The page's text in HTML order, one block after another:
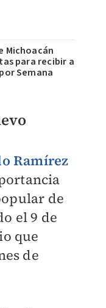
Michoacán
para recibir a
Semana
Ramírez
de
el 9 de
que
de